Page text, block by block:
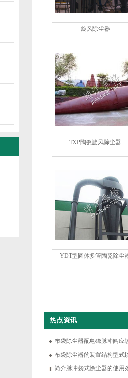
旋风除尘器
TXP陶瓷旋风除尘器
YDT型圆体多管陶瓷除尘
热点资讯
布袋除尘器配电磁脉冲阀应
布袋除尘器的装置结构型式
简介脉冲袋式除尘器的使用